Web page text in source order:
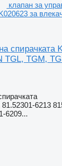
клапан за
за
спирачката
TGL, TGM,
6213
6209...